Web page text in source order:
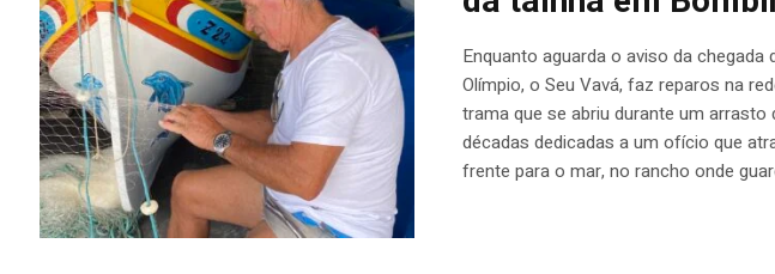
Enquanto aguarda o aviso da chegada
Olímpio, o Seu Vavá, faz reparos na
trama que se abriu durante um arrasto
décadas dedicadas a um ofício que
frente para o mar, no rancho onde